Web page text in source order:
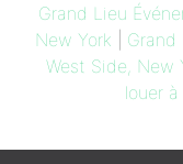
Grand Lieu
New York
Grand
West Side, New
louer